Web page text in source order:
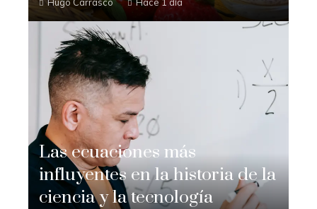
Las ecuaciones más
influyentes en la historia de la
ciencia y la tecnología